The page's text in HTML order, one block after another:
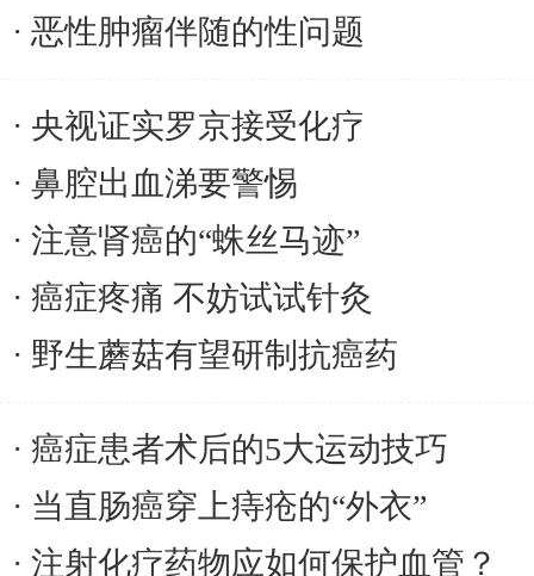
恶性肿瘤伴随的性问题
央视证实罗京接受化疗
鼻腔出血涕要警惕
注意肾癌的“蛛丝马迹”
癌症疼痛 不妨试试针灸
野生蘑菇有望研制抗癌药
癌症患者术后的5大运动技巧
当直肠癌穿上痔疮的“外衣”
注射化疗药物应如何保护血管？